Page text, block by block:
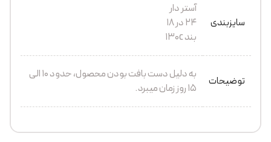
سایزبندی
آستر دار
24 در 18
بند ۱۳۰c
توضیحات
به دلیل دست بافت بودن محصول، حدود 10 الی
15 روز زمان میبرد.